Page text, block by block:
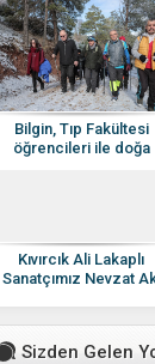
Bilgin, Tıp Fakültesi
öğrencileri ile doğa
Kıvırcık Ali Lakaplı
Sanatçımız Nevzat
Sizden Gelen